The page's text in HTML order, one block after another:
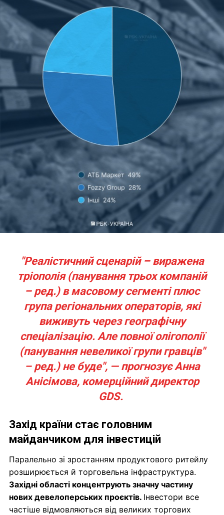
"Реалістичний сценарій – виражена
тріополія (панування трьох компаній
– ред.) в масовому сегменті плюс
група регіональних операторів, які
виживуть через географічну
спеціалізацію. Але повної олігополії
(панування невеликої групи гравців"
– ред.) не буде", — прогнозує Анна
Анісімова, комерційний директор
GDS.
Захід країни стає головним
майданчиком для інвестицій
Паралельно зі зростанням продуктового ритейлу
розширюється й торговельна інфраструктура.
Західні області концентрують значну частину
нових девелоперських проєктів. Інвестори все
частіше відмовляються від великих торгових